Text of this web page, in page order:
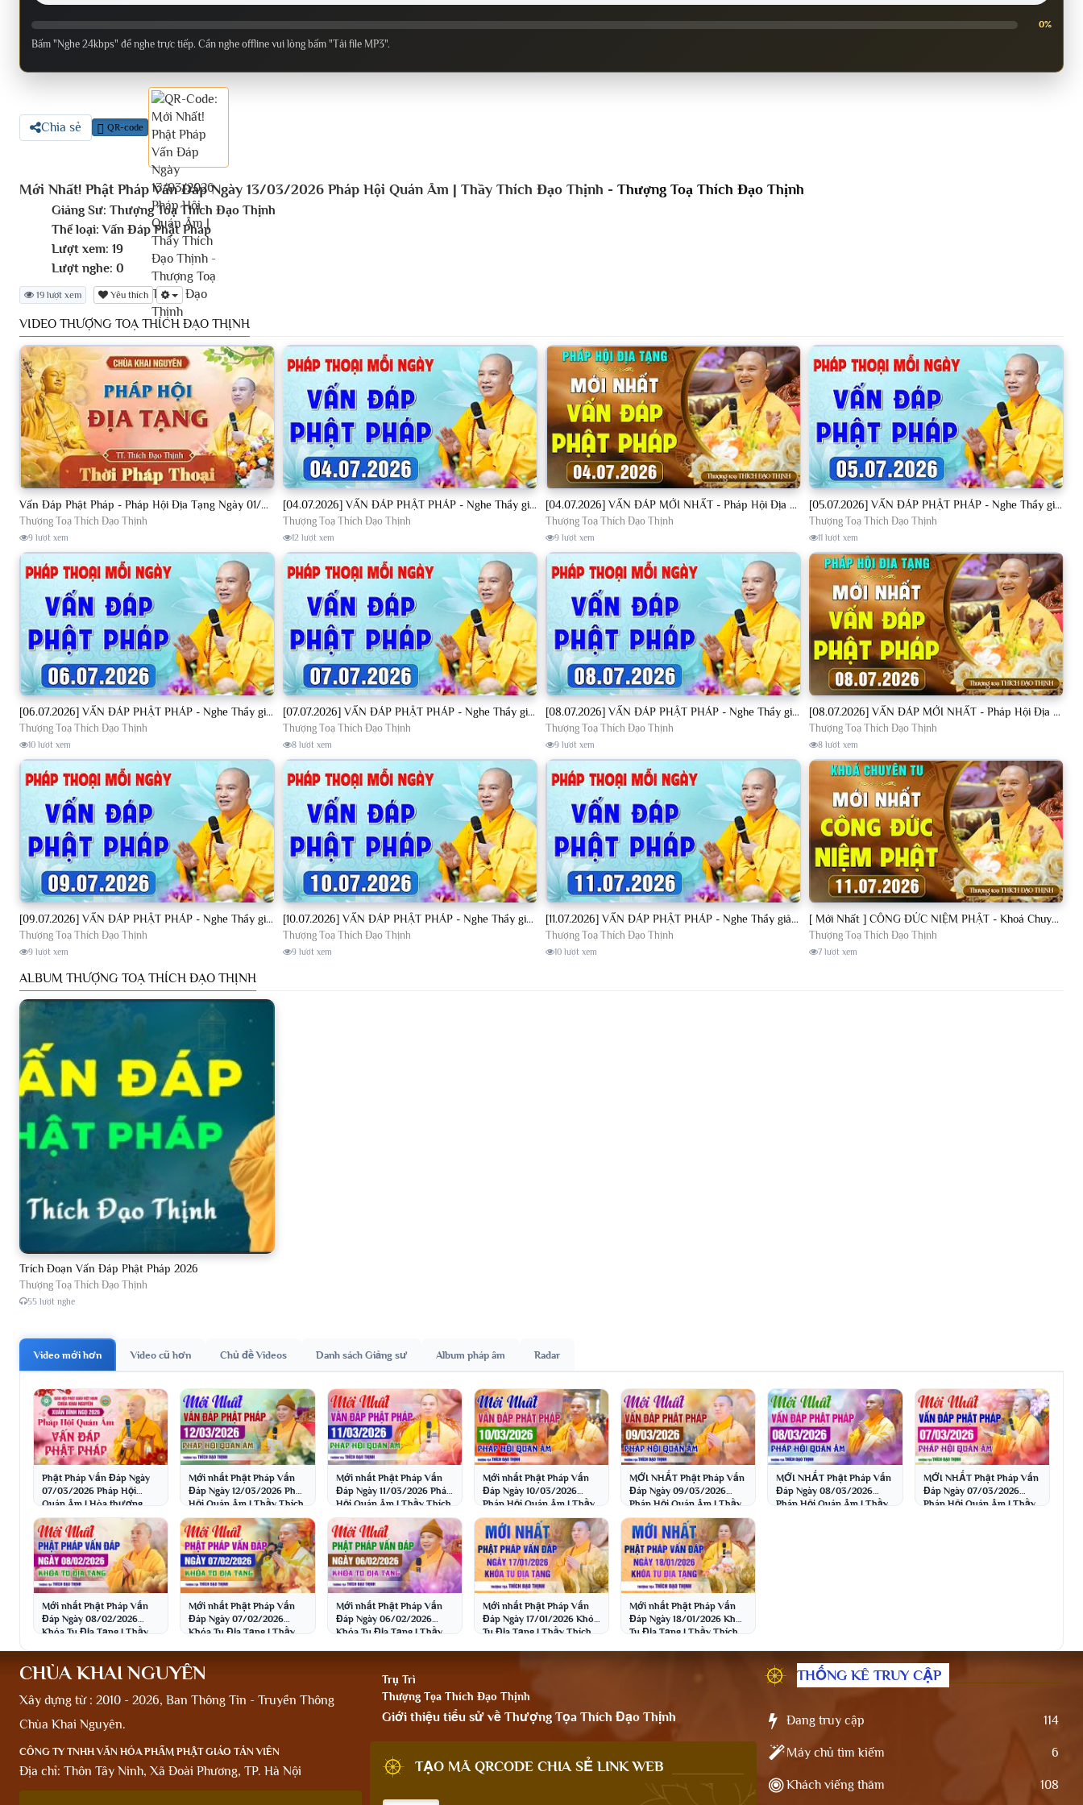
0%
Bấm "Nghe 24kbps" để nghe trực tiếp. Cần nghe offline vui lòng bấm "Tải file MP3".
Chia sẻ QR-code
Mới Nhất! Phật Pháp Vấn Đáp Ngày 13/03/2026 Pháp Hội Quán Âm | Thầy Thích Đạo Thịnh - Thượng Toạ Thích Đạo Thịnh
Giảng Sư: Thượng Toạ Thích Đạo Thịnh
Thể loại: Vấn Đáp Phật Pháp
Lượt xem: 19
Lượt nghe: 0
19 lượt xem Yêu thích
VIDEO THƯỢNG TOẠ THÍCH ĐẠO THỊNH
Vấn Đáp Phật Pháp - Pháp Hội Địa Tạng Ngày 01/08/2026│TT. Thích Đạo Thịnh
Thượng Toạ Thích Đạo Thịnh
9 lượt xem
[04.07.2026] VẤN ĐÁP PHẬT PHÁP - Nghe Thầy giảng Pháp mỗi ngày CÔNG ĐỨC VÔ LƯỢNG│TT. Thích Đạo Thịnh
Thượng Toạ Thích Đạo Thịnh
12 lượt xem
[04.07.2026] VẤN ĐÁP MỚI NHẤT - Pháp Hội Địa Tạng Chùa Khai Nguyên | TT. Thích Đạo Thịnh
Thượng Toạ Thích Đạo Thịnh
9 lượt xem
[05.07.2026] VẤN ĐÁP PHẬT PHÁP - Nghe Thầy giảng Pháp mỗi ngày CÔNG ĐỨC VÔ LƯỢNG│TT. Thích Đạo Thịnh
Thượng Toạ Thích Đạo Thịnh
11 lượt xem
[06.07.2026] VẤN ĐÁP PHẬT PHÁP - Nghe Thầy giảng Pháp mỗi ngày CÔNG ĐỨC VÔ LƯỢNG│TT. Thích Đạo Thịnh
Thượng Toạ Thích Đạo Thịnh
10 lượt xem
[07.07.2026] VẤN ĐÁP PHẬT PHÁP - Nghe Thầy giảng Pháp mỗi ngày CÔNG ĐỨC VÔ LƯỢNG│TT. Thích Đạo Thịnh
Thượng Toạ Thích Đạo Thịnh
8 lượt xem
[08.07.2026] VẤN ĐÁP PHẬT PHÁP - Nghe Thầy giảng Pháp mỗi ngày CÔNG ĐỨC VÔ LƯỢNG│TT. Thích Đạo Thịnh
Thượng Toạ Thích Đạo Thịnh
9 lượt xem
[08.07.2026] VẤN ĐÁP MỚI NHẤT - Pháp Hội Địa Tạng Chùa Khai Nguyên | TT. Thích Đạo Thịnh
Thượng Toạ Thích Đạo Thịnh
8 lượt xem
[09.07.2026] VẤN ĐÁP PHẬT PHÁP - Nghe Thầy giảng Pháp mỗi ngày CÔNG ĐỨC VÔ LƯỢNG│TT. Thích Đạo Thịnh
Thượng Toạ Thích Đạo Thịnh
9 lượt xem
[10.07.2026] VẤN ĐÁP PHẬT PHÁP - Nghe Thầy giảng Pháp mỗi ngày CÔNG ĐỨC VÔ LƯỢNG│TT. Thích Đạo Thịnh
Thượng Toạ Thích Đạo Thịnh
9 lượt xem
[11.07.2026] VẤN ĐÁP PHẬT PHÁP - Nghe Thầy giảng Pháp mỗi ngày CÔNG ĐỨC VÔ LƯỢNG│TT. Thích Đạo Thịnh
Thượng Toạ Thích Đạo Thịnh
10 lượt xem
[ Mới Nhất ] CÔNG ĐỨC NIỆM PHẬT - Khoá Chuyên Tu Chùa Khai Nguyên 11/07/2026 | TT. Thích Đạo Thịnh
Thượng Toạ Thích Đạo Thịnh
7 lượt xem
ALBUM THƯỢNG TOẠ THÍCH ĐẠO THỊNH
Trích Đoạn Vấn Đáp Phật Pháp 2026
Thượng Toạ Thích Đạo Thịnh
55 lượt nghe
Video mới hơn Video cũ hơn Chủ đề Videos Danh sách Giảng sư Album pháp âm Radar
Phật Pháp Vấn Đáp Ngày
07/03/2026 Pháp Hội
Quán Âm | Hòa thượng
Thích Bảo Nghiêm
Mới nhất Phật Pháp Vấn
Đáp Ngày 12/03/2026 Pháp
Hội Quán Âm | Thầy Thích
Đạo Thịnh
Mới nhất Phật Pháp Vấn
Đáp Ngày 11/03/2026 Pháp
Hội Quán Âm | Thầy Thích
Đạo Thịnh
Mới nhất Phật Pháp Vấn
Đáp Ngày 10/03/2026
Pháp Hội Quán Âm | Thầy
Thích Đạo Thịnh
MỚI NHẤT Phật Pháp Vấn
Đáp Ngày 09/03/2026
Pháp Hội Quán Âm | Thầy
Thích Đạo Thịnh
MỚI NHẤT Phật Pháp Vấn
Đáp Ngày 08/03/2026
Pháp Hội Quán Âm | Thầy
MỚI NHẤT Phật Pháp Vấn
Đáp Ngày 07/03/2026
Pháp Hội Quán Âm | Thầy
Mới nhất Phật Pháp Vấn
Đáp Ngày 08/02/2026
Khóa Tu Địa Tạng | Thầy
Mới nhất Phật Pháp Vấn
Đáp Ngày 07/02/2026
Khóa Tu Địa Tạng | Thầy
Mới nhất Phật Pháp Vấn
Đáp Ngày 06/02/2026
Khóa Tu Địa Tạng | Thầy
Mới nhất Phật Pháp Vấn
Đáp Ngày 17/01/2026 Khóa
Tu Địa Tạng | Thầy Thích
Mới nhất Phật Pháp Vấn
Đáp Ngày 18/01/2026 Khóa
Tu Địa Tạng | Thầy Thích
CHÙA KHAI NGUYÊN
Xây dựng từ : 2010 - 2026, Ban Thông Tin - Truyền Thông
Chùa Khai Nguyên.
CÔNG TY TNHH VĂN HÓA PHẨM PHẬT GIÁO TẢN VIÊN
Địa chỉ: Thôn Tây Ninh, Xã Đoài Phương, TP. Hà Nội
Trụ Trì
Thượng Tọa Thích Đạo Thịnh
Giới thiệu tiểu sử về Thượng Tọa Thích Đạo Thịnh
TẠO MÃ QRCODE CHIA SẺ LINK WEB
THỐNG KÊ TRUY CẬP
Đang truy cập 114
Máy chủ tìm kiếm 6
Khách viếng thăm 108